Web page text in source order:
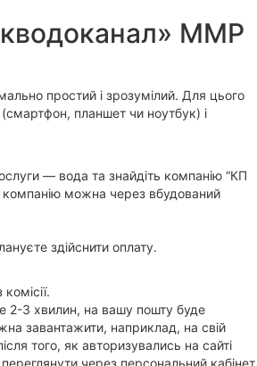
ММР
простий і зрозумілий. Для цього
планшет чи ноутбук) і
— вода та знайдіть компанію “КП
компанію можна через вбудований
здійснити оплату.
2-3 хвилин, на вашу пошту буде
завантажити, наприклад, на свій
того, як авторизувались на сайті
через персональний кабінет